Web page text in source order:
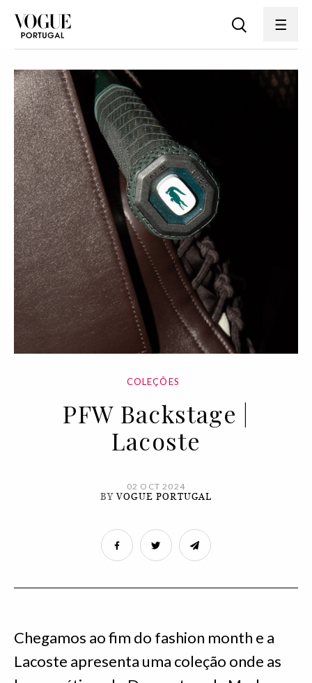
COLEÇÕES
PFW Backstage |
Lacoste
02 OCT 2024
BYVOGUE PORTUGAL
Chegamos ao fim do fashion month e a
Lacoste apresenta uma coleção onde as